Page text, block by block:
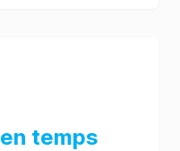
temps